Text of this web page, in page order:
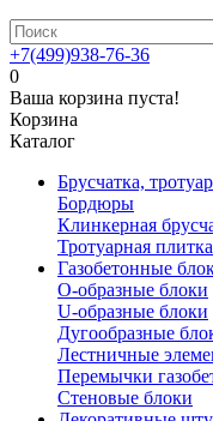
+7(499)938-76-36
0
Ваша корзина пуста!
Корзина
Каталог
Брусчатка,
Бордюры
Клинкерная
Тротуарная плитка
Газобетонные
O-образные блоки
U-образные блоки
Дугообразные
Лестничные
Перемычки
Стеновые блоки